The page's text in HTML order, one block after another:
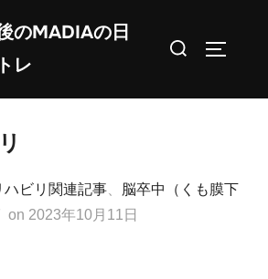
のMADIAの日
レ
検
ハビリ関連記事
脳卒中（くも膜下
on 投
2023年10月11日